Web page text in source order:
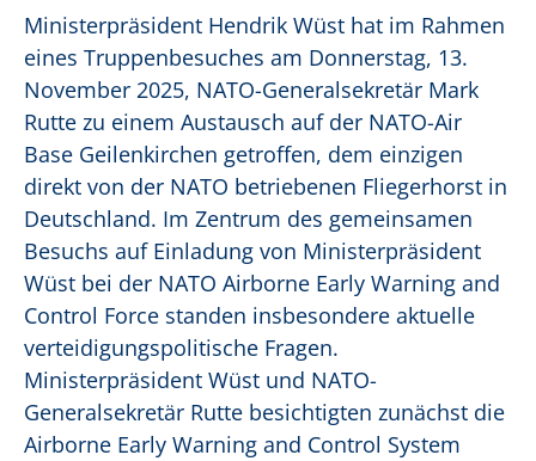
Ministerpräsident Hendrik Wüst hat im Rahmen
eines Truppenbesuches am Donnerstag, 13.
November 2025, NATO-Generalsekretär Mark
Rutte zu einem Austausch auf der NATO-Air
Base Geilenkirchen getroffen, dem einzigen
direkt von der NATO betriebenen Fliegerhorst in
Deutschland. Im Zentrum des gemeinsamen
Besuchs auf Einladung von Ministerpräsident
Wüst bei der NATO Airborne Early Warning and
Control Force standen insbesondere aktuelle
verteidigungspolitische Fragen.
Ministerpräsident Wüst und NATO-
Generalsekretär Rutte besichtigten zunächst die
Airborne Early Warning and Control System